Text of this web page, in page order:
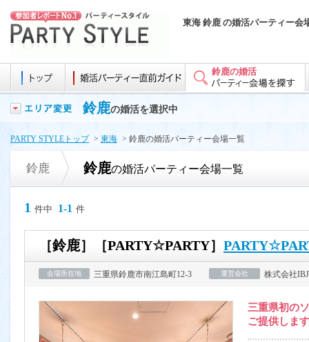
東海 鈴鹿 の婚活パーティー会
鈴鹿の婚活
鈴鹿の婚活を選択中
PARTY STYLEトップ > 東海 > 鈴鹿の婚活パーティー会場一覧
鈴鹿 鈴鹿の婚活パーティー会場一覧
1 件中 1-1 件
［鈴鹿］［PARTY☆PARTY］
会場所在地 三重県鈴鹿市南江島町12-3 運営会社 株式会社IBJ
三重県初の
ご提供しま